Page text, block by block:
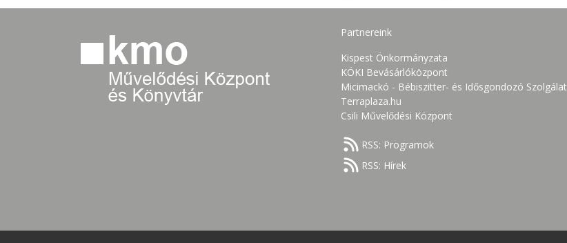
Partnereink
Kispest Önkormányzata
KÖKI Bevásárlóközpont
Micimackó - Bébiszitter- és Idősgondozó Szolgálat
Terraplaza.hu
Csili Művelődési Központ
RSS: Programok
RSS: Hírek